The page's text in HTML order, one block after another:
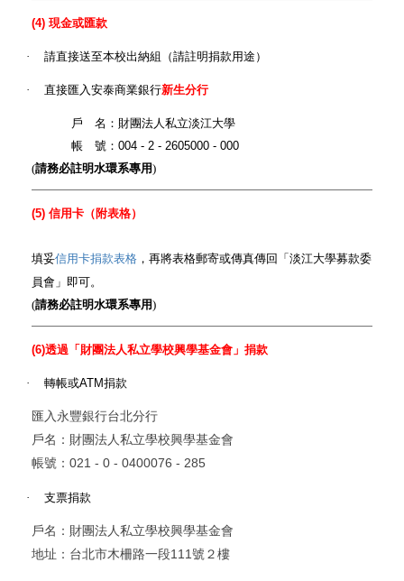
(4) 現金或匯款
· 請直接送至本校出納組（請註明捐款用途）
· 直接匯入安泰商業銀行新生分行
戶 名：財團法人私立淡江大學
帳 號： 004 - 2 - 2605000 - 000
(請務必註明水環系專用)
(5) 信用卡（附表格）
填妥信用卡捐款表格 ，再將表格郵寄或傳真傳回「淡江大學募款委
員會」即可。
(請務必註明水環系專用)
(6)透過「財團法人私立學校興學基金會」捐款
· 轉帳或ATM捐款
匯入永豐銀行台北分行
戶名：財團法人私立學校興學基金會
帳號： 021 - 0 - 0400076 - 285
· 支票捐款
戶名：財團法人私立學校興學基金會
地址：台北市木柵路一段111 號２樓